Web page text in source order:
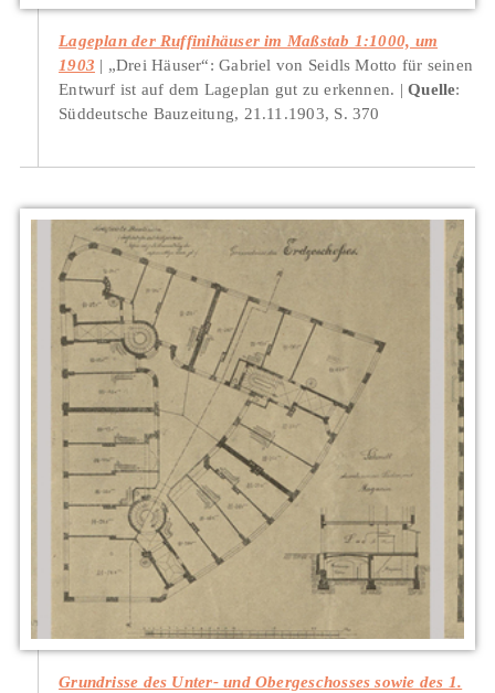
Lageplan der Ruffinihäuser im Maßstab 1:1000, um
1903
„Drei Häuser“: Gabriel von Seidls Motto für seinen
Entwurf ist auf dem Lageplan gut zu erkennen.
Quelle:
Süddeutsche Bauzeitung, 21.11.1903, S. 370
Grundrisse des Unter- und Obergeschosses sowie des 1.